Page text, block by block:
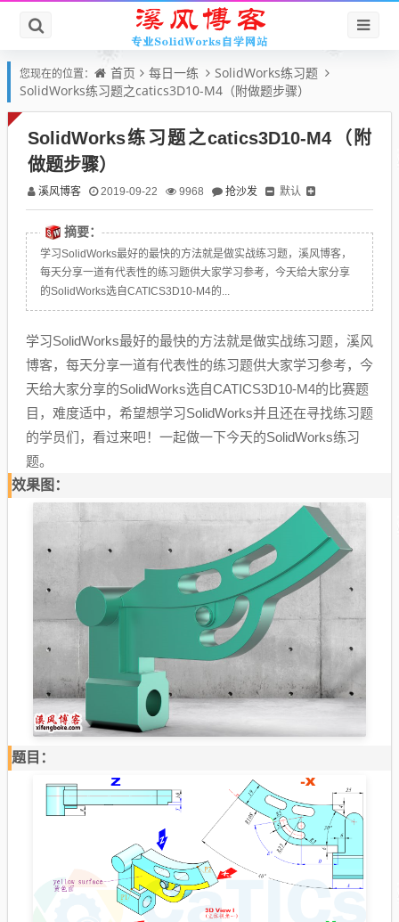
您现在的位置： 首页 每日一练
SolidWorks练习题
SolidWorks练习题之catics3D10-M4（附做题步骤）
SolidWorks练习题之catics3D10-M4（附
做题步骤）
溪风博客 2019-09-22 9968 抢沙发 默认
摘要：
学习SolidWorks最好的最快的方法就是做实战练习题，溪风博客，
每天分享一道有代表性的练习题供大家学习参考，今天给大家分享
的SolidWorks选自CATICS3D10-M4的...
学习SolidWorks最好的最快的方法就是做实战练习题，溪风
博客，每天分享一道有代表性的练习题供大家学习参考，今
天给大家分享的SolidWorks选自CATICS3D10-M4的比赛题
目，难度适中，希望想学习SolidWorks并且还在寻找练习题
的学员们，看过来吧！一起做一下今天的SolidWorks练习
题。
效果图：
题目：